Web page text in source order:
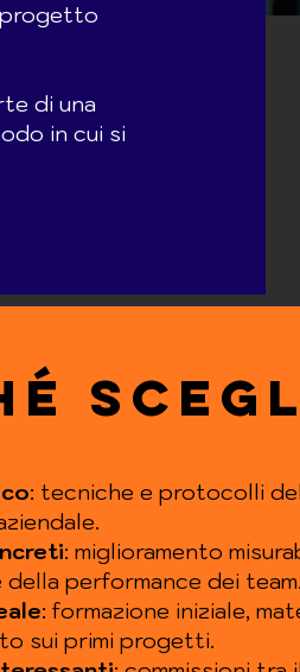
progetto
di una
in cui si
: tecniche e protocolli
: miglioramento
performance dei team.
: formazione iniziale,
sui primi progetti.